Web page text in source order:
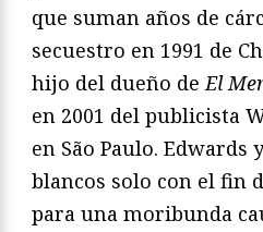
que suman años de
secuestro en 1991 de
hijo del dueño deEl
en 2001 del publicista
en São Paulo.
blancos solo con el fin
para una moribunda